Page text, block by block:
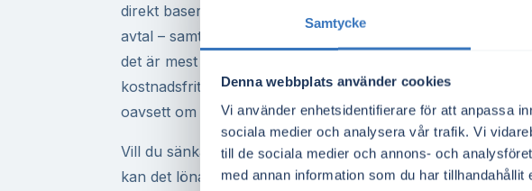
Samtycke
Denna webbplats använder cookies
Vi använder enhetsidentifierare för att anpassa
sociala medier och analysera vår trafik. Vi
till de sociala medier och annons- och
med annan information som du har
direkt baserat på ditt postnummer. Du kan se både fasta
avtal – samt aktuella spotpriser timme för timme – för att
det är mest fördelaktigt att teckna nytt avtal. Allt sker helt
kostnadsfritt och du får en tydlig överblick över dina
oavsett om du bor i villa, lägenhet eller driver företag i
Vill du sänka dina elkostnader ytterligare? Med ett
kan det löna sig att styra elförbrukningen till tider med lägre